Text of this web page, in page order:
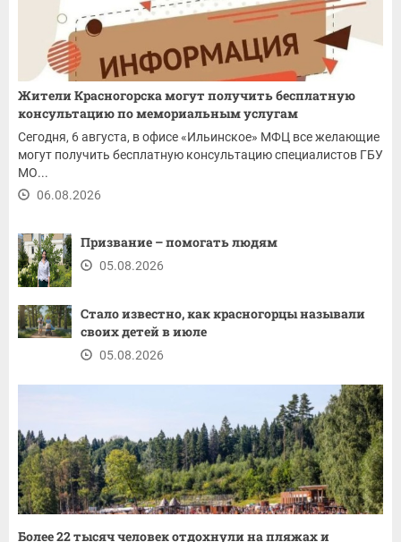
Жители Красногорска могут получить бесплатную
консультацию по мемориальным услугам
Сегодня, 6 августа, в офисе «Ильинское» МФЦ все желающие
могут получить бесплатную консультацию специалистов ГБУ
МО...
06.08.2026
Призвание – помогать людям
05.08.2026
Стало известно, как красногорцы называли
своих детей в июле
05.08.2026
Более 22 тысяч человек отдохнули на пляжах и